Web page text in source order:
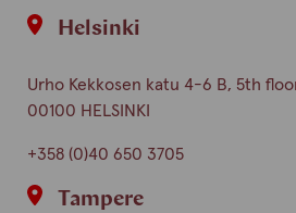
Helsinki
Urho Kekkosen katu 4-6 B, 5th
00100 HELSINKI
+358 (0)40 650 3705
Tampere